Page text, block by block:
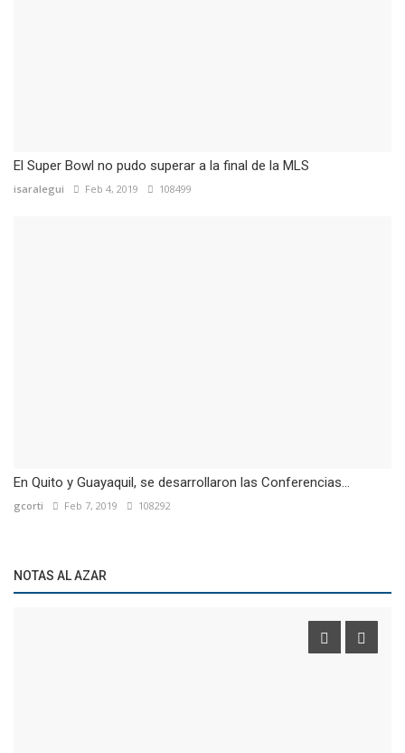
El Super Bowl no pudo superar a la final de la MLS
isaralegui Feb 4, 2019 108499
En Quito y Guayaquil, se desarrollaron las Conferencias...
gcorti Feb 7, 2019 108292
NOTAS AL AZAR